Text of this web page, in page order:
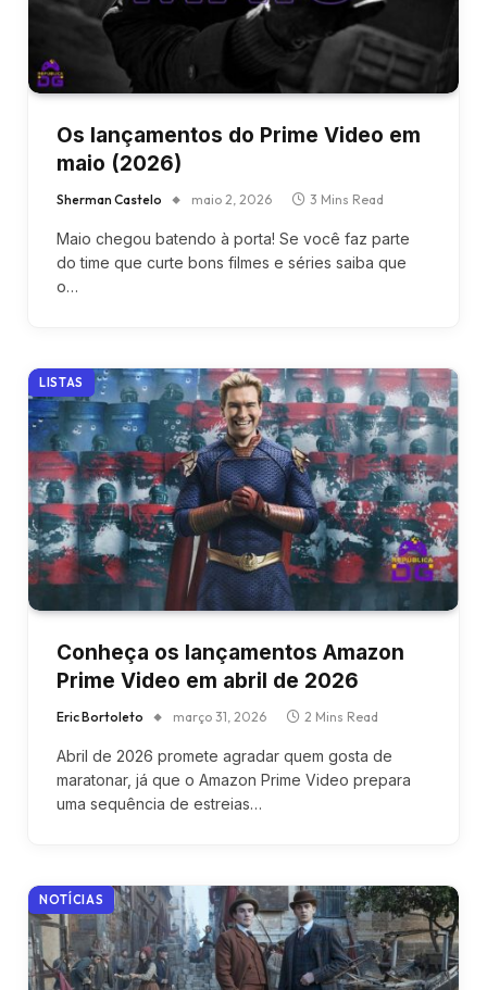
Os lançamentos do Prime Video em
maio (2026)
Sherman Castelo maio 2, 2026 3 Mins Read
Maio chegou batendo à porta! Se você faz parte
do time que curte bons filmes e séries saiba que
o…
LISTAS
Conheça os lançamentos Amazon
Prime Video em abril de 2026
Eric Bortoleto março 31, 2026 2 Mins Read
Abril de 2026 promete agradar quem gosta de
maratonar, já que o Amazon Prime Video prepara
uma sequência de estreias…
NOTÍCIAS